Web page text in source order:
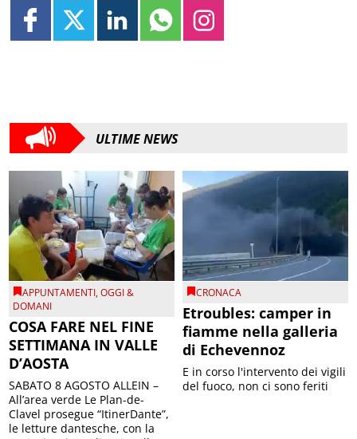
ULTIME NEWS
APPUNTAMENTI,OGGI &
DOMANI
COSA FARE NEL FINE
SETTIMANA IN VALLE
D’AOSTA
SABATO 8 AGOSTO ALLEIN –
All’area verde Le Plan-de-
Clavel prosegue “ItinerDante”,
le letture dantesche, con la
CRONACA
Etroubles: camper in
fiamme nella galleria
di Echevennoz
E in corso l'intervento dei vigili
del fuoco, non ci sono feriti